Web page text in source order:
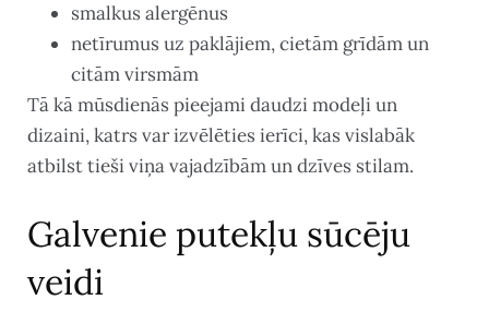
smalkus alergēnus
netīrumus uz paklājiem, cietām grīdām un
citām virsmām
Tā kā mūsdienās pieejami daudzi modeļi un
dizaini, katrs var izvēlēties ierīci, kas vislabāk
atbilst tieši viņa vajadzībām un dzīves stilam.
Galvenie putekļu sūcēju
veidi